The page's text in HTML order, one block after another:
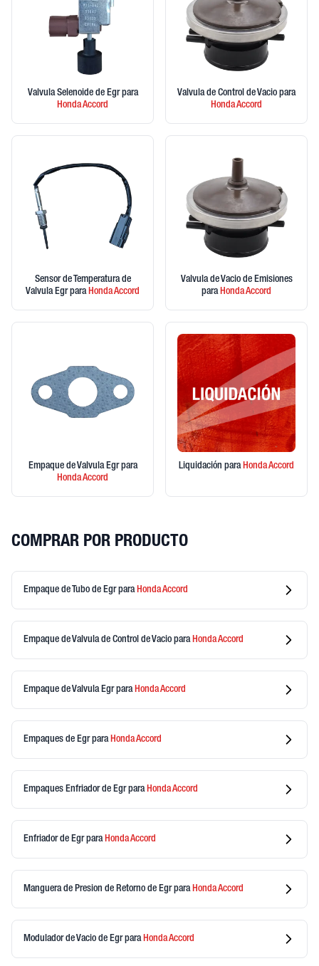
Valvula Selenoide de Egr para
HondaAccord
Valvula de Control de Vacio para
HondaAccord
Sensor de Temperatura de
Valvula Egr paraHondaAccord
Valvula de Vacio de Emisiones
paraHondaAccord
Empaque de Valvula Egr para
HondaAccord
Liquidación paraHondaAccord
COMPRAR POR PRODUCTO
Empaque de Tubo de Egrpara HondaAccord
Empaque de Valvula de Control de Vacio para HondaAccord
Empaque de Valvula Egrpara HondaAccord
Empaques de Egrpara HondaAccord
Empaques Enfriador de Egrpara HondaAccord
Enfriador de Egrpara HondaAccord
Manguera de Presion de Retorno de Egrpara HondaAccord
Modulador de Vacio de Egrpara HondaAccord